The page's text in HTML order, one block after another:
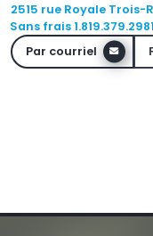
2515 rue Royale Trois-
Sans frais 1.819.379.2981
Par courriel